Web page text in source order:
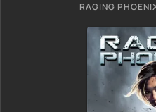
RAGING